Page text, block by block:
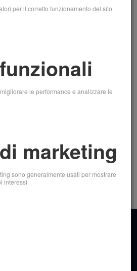
le potete trovare nella
sul bando o per
presentazione della
a disposizione.
IN PDF
INDIETRO
per il corretto funzionamento del sito
le performance e analizzare le
marketing
sono generalmente usati per mostrare
interessi